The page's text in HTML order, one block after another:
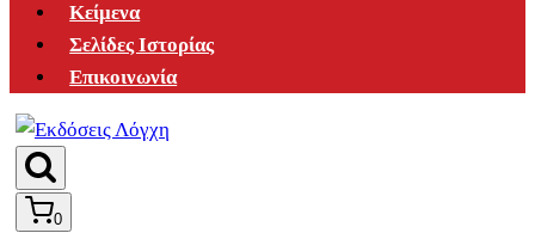
Κείμενα
Σελίδες Ιστορίας
Επικοινωνία
0